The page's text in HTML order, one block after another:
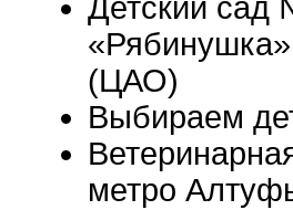
Детский сад
(ЦАО)
Выбираем
метро